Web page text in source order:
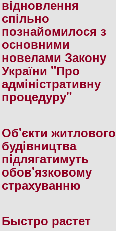
вiдновлення
спiльно
познайомилося з
основними
новелами Закону
України "Про
адмiнiстративну
процедуру"
Об'єкти житлового
будiвництва
пiдлягатимуть
обов'язковому
страхуванню
Быстро растет